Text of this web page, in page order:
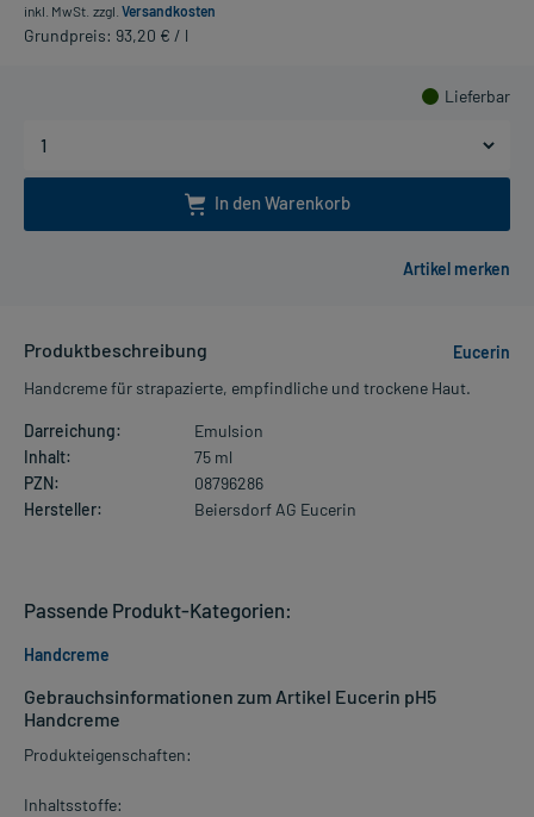
inkl. MwSt. zzgl. Versandkosten
Grundpreis: 93,20 € / l
Lieferbar
In den Warenkorb
Produktbeschreibung
Eucerin
Handcreme für strapazierte, empfindliche und trockene Haut.
Darreichung:
Emulsion
Inhalt:
75 ml
PZN:
08796286
Hersteller:
Beiersdorf AG Eucerin
Gebrauchsinformationen zum Artikel Eucerin pH5
Handcreme
Produkteigenschaften:
Inhaltsstoffe:
Passende Produkt-Kategorien:
Handcreme